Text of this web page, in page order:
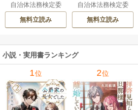
式テキスト 政策
法務編 ２０２６
年度検定対応 1巻
自治体法務検定委
員会
無料立読み
式テキスト 基本
法務編 ２０２６
年度検定対応 1巻
自治体法務検定委
員会
無料立読み
小説・実用書ランキング
1位 2位